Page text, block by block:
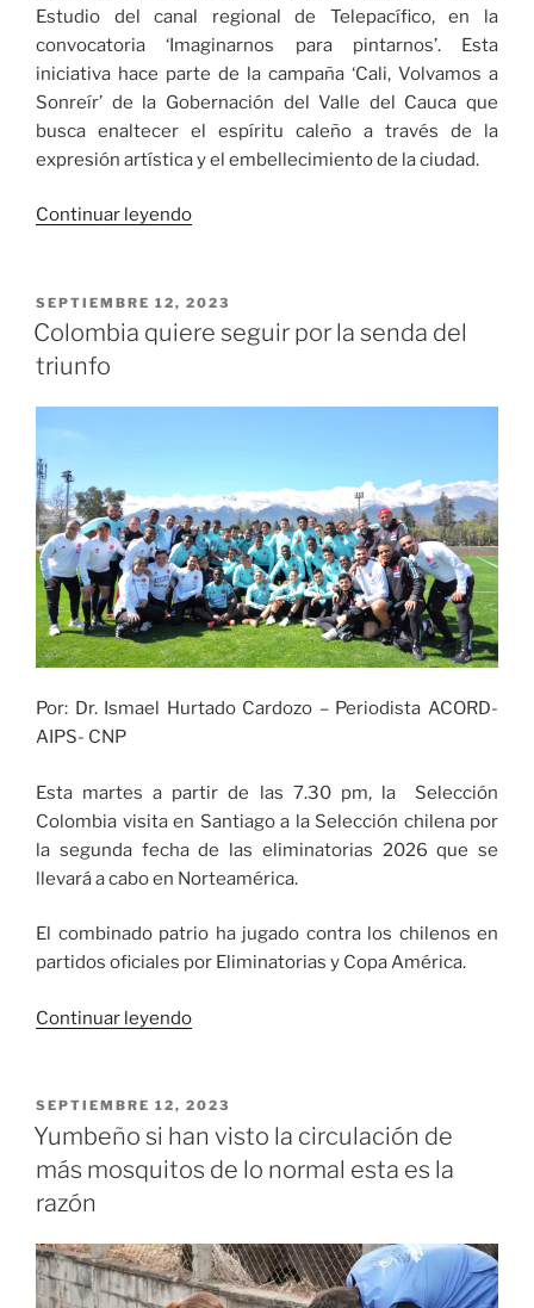
Estudio del canal regional de Telepacífico, en la
convocatoria ‘Imaginarnos para pintarnos’. Esta
iniciativa hace parte de la campaña ‘Cali, Volvamos a
Sonreír’ de la Gobernación del Valle del Cauca que
busca enaltecer el espíritu caleño a través de la
expresión artística y el embellecimiento de la ciudad.
Continuar leyendo«La
Cajigas
le
y
Teatro
Estudio
de
Telepacífico»
PUBLICADO
EL
SEPTIEMBRE 12, 2023
Colombia quiere seguir por la senda del
triunfo
Por: Dr. Ismael Hurtado Cardozo – Periodista ACORD-
AIPS- CNP
Esta martes a partir de las 7.30 pm, la Selección
Colombia visita en Santiago a la Selección chilena por
la segunda fecha de las eliminatorias 2026 que se
llevará a cabo en Norteamérica.
El combinado patrio ha jugado contra los chilenos en
partidos oficiales por Eliminatorias y Copa América.
Continuar leyendo«Colombia
por
la
senda
PUBLICADO
EL
SEPTIEMBRE 12, 2023
Yumbeño si han visto la circulación de
más mosquitos de lo normal esta es la
razón